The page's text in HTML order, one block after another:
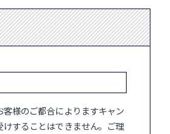
様のご都合によりますキャン
することはできません。ご理